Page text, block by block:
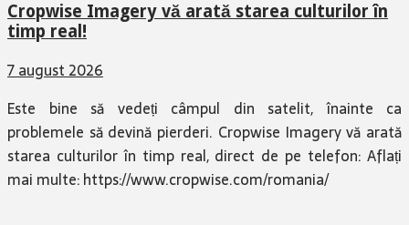
Cropwise Imagery vă arată starea culturilor în
timp real!
7 august 2026
Este bine să vedeți câmpul din satelit, înainte ca
problemele să devină pierderi. Cropwise Imagery vă arată
starea culturilor în timp real, direct de pe telefon: Aflați
mai multe: https://www.cropwise.com/romania/